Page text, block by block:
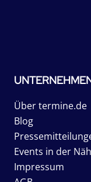
Über termine.de
Blog
Events in der
Impressum